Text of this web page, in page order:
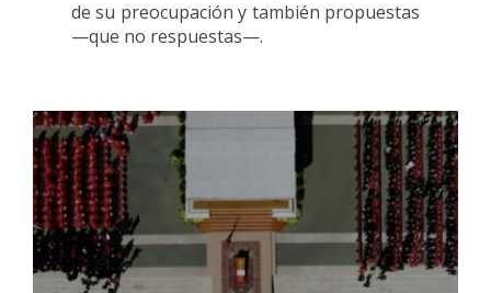
de su preocupación y también propuestas
—que no respuestas—.